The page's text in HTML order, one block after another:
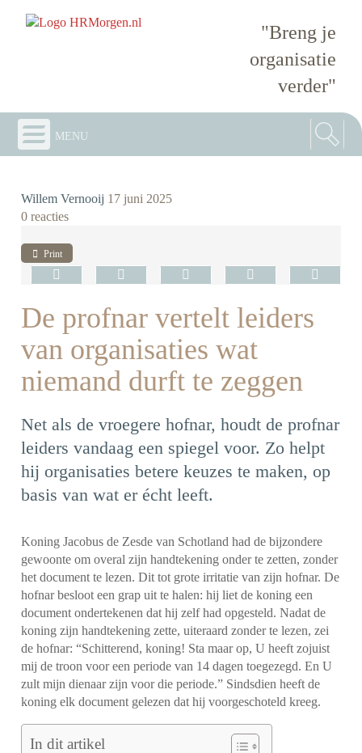
"Breng je
organisatie
verder"
menu
Willem Vernooij 17 juni 2025
0 reacties
Print
De profnar vertelt leiders
van organisaties wat
niemand durft te zeggen
Net als de vroegere hofnar, houdt de profnar
leiders vandaag een spiegel voor. Zo helpt
hij organisaties betere keuzes te maken, op
basis van wat er écht leeft.
Koning Jacobus de Zesde van Schotland had de bijzondere
gewoonte om overal zijn handtekening onder te zetten, zonder
het document te lezen. Dit tot grote irritatie van zijn hofnar. De
hofnar besloot een grap uit te halen: hij liet de koning een
document ondertekenen dat hij zelf had opgesteld. Nadat de
koning zijn handtekening zette, uiteraard zonder te lezen, zei
de hofnar: “Schitterend, koning! Sta maar op, U heeft zojuist
mij de troon voor een periode van 14 dagen toegezegd. En U
zult mijn dienaar zijn voor die periode.” Sindsdien heeft de
koning elk document gelezen dat hij voorgeschoteld kreeg.
In dit artikel